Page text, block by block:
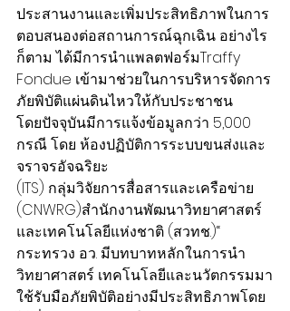
ประสานงานและเพิ่มประสิทธิภาพในการ
ตอบสนองต่อสถานการณ์ฉุกเฉิน อย่างไร
ก็ตาม ได้มีการนำแพลตฟอร์มTraffy
Fondue เข้ามาช่วยในการบริหารจัดการ
ภัยพิบัติแผ่นดินไหวให้กับประชาชน
โดยปัจจุบันมีการแจ้งข้อมูลกว่า 5,000
กรณี โดย ห้องปฏิบัติการระบบขนส่งและ
จราจรอัจฉริยะ
(ITS) กลุ่มวิจัยการสื่อสารและเครือข่าย
(CNWRG)สำนักงานพัฒนาวิทยาศาสตร์
และเทคโนโลยีแห่งชาติ (สวทช.)“
กระทรวง อว. มีบทบาทหลักในการนำ
วิทยาศาสตร์ เทคโนโลยีและนวัตกรรมมา
ใช้รับมือภัยพิบัติอย่างมีประสิทธิภาพโดย